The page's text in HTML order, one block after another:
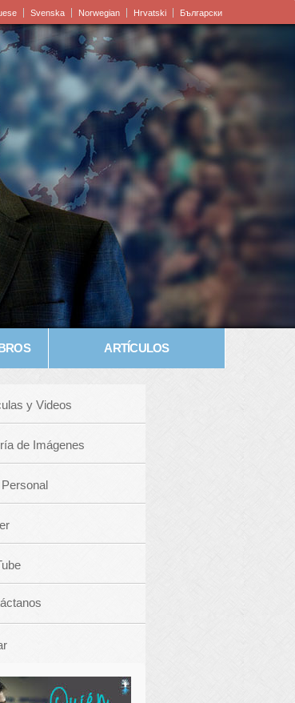
Svenska Norwegian Hrvatski Български
ARTÍCULOS
y Videos
de Imágenes